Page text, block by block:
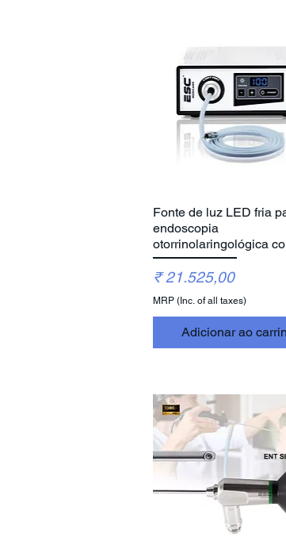
Visualização
Fonte de luz LED fria
endoscopia
otorrinolaringológica
Preço
₹ 21.525,00
MRP (Inc. of all taxes)
Adicionar ao